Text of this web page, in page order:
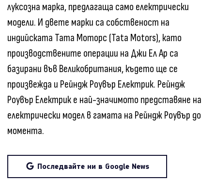
луксозна марка, предлагаща само електрически
модели. И двете марки са собственост на
индийската Тата Моторс (Tata Motors), като
производствените операции на Джи Ел Ар са
базирани във Великобритания, където ще се
произвежда и Рейндж Роувър Електрик. Рейндж
Роувър Електрик е най-значимото представяне на
електрически модел в гамата на Рейндж Роувър до
момента.
Последвайте ни в Google News